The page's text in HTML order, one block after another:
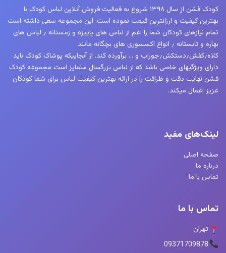
کودک فشن از سال ۱۳۹۸ شروع به فعالیت فروش آنلاین لباس کودک با
بهترین کیفیت و ارزانترین قیمت نموده است. این مجموعه سعی داشته است
تمام نیازهای کودکان شما را اعم از لباس های پاییزه و زمستانه ٫ لباس های
بهاره و تابستانه ٫ انواع اکسسوری های بچگانه مانند
کلاه٫کفش٫دستکش٫جوراب و … برآورده کند. از آنجاییکه پوشاک کودک باید
دارای ویژگیهای خاصی باشد که از لباس بزرگسال متمایز است مجموعه کودک
فشن نهایت دقت و ظرافت را در ارائه بهترین کیفیت لباس برای شما کودکان
عزیز اعمال میکند.
لینک‌های مفید
صفحه اصلی
درباره ما
تماس با ما
تماس با ما
تهران
09371709878